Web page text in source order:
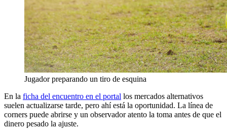
Jugador preparando un tiro de esquina
En la ficha del encuentro en el portal los mercados alternativos
suelen actualizarse tarde, pero ahí está la oportunidad. La línea de
corners puede abrirse y un observador atento la toma antes de que el
dinero pesado la ajuste.